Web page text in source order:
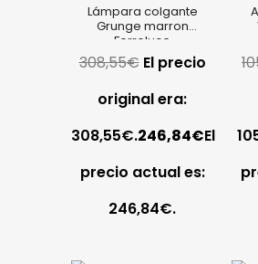
Lámpara colgante
Grunge marron
Ferroluce
308,55€ El precio
original era:
308,55€.246,84€El
precio actual es:
246,84€.